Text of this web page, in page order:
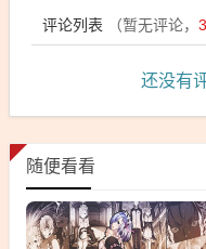
评论列表 （暂无评论，
还没有
随便看看